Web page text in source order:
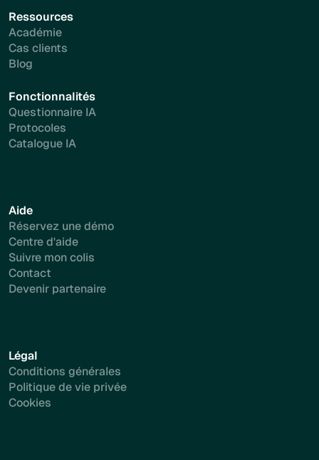
Ressources
Académie
Cas clients
Blog
Fonctionnalités
Questionnaire IA
Protocoles
Catalogue IA
Aide
Réservez une démo
Centre d'aide
Suivre mon colis
Contact
Devenir partenaire
Légal
Conditions générales
Politique de vie privée
Cookies